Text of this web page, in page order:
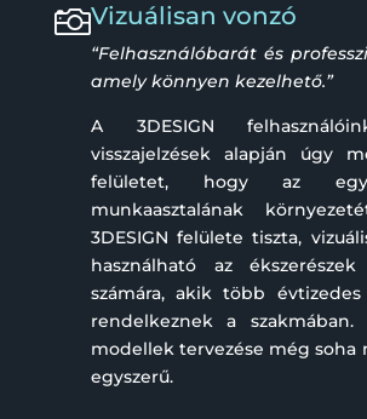
Vizuálisan vonzó
“Felhasználóbarát és
amely könnyen kezelhető.”
A 3DESIGN
visszajelzések alapján úgy
felületet, hogy az egy
munkaasztalának
3DESIGN felülete tiszta,
használható az
számára, akik több évtizedes
rendelkeznek a
modellek tervezése még soha
egyszerű.